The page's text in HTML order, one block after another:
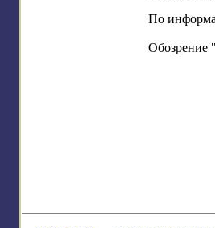
По
Обозрение